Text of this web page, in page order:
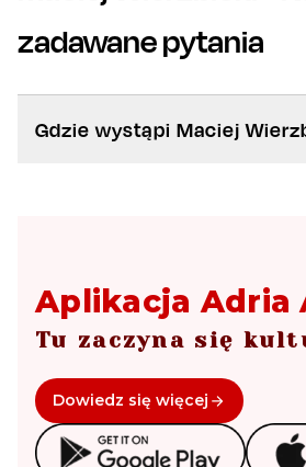
zadawane pytania
Gdzie wystąpi Maciej
Aplikacja Adria
Tu zaczyna się
Dowiedz się więcej